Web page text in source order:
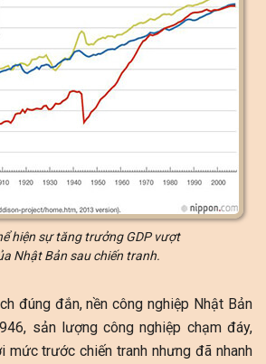
hiện sự tăng trưởng GDP vượt
Nhật Bản sau chiến tranh.
đúng đắn, nền công nghiệp Nhật Bản
sản lượng công nghiệp chạm đáy,
mức trước chiến tranh nhưng đã nhanh